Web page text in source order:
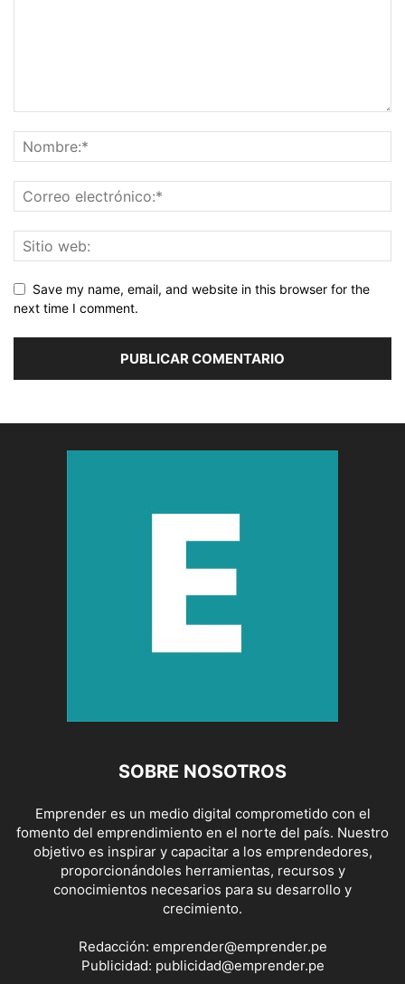
Save my name, email, and website in this browser for the
next time I comment.
SOBRE NOSOTROS
Emprender es un medio digital comprometido con el
fomento del emprendimiento en el norte del país. Nuestro
objetivo es inspirar y capacitar a los emprendedores,
proporcionándoles herramientas, recursos y
conocimientos necesarios para su desarrollo y
crecimiento.
Redacción: emprender@emprender.pe
Publicidad: publicidad@emprender.pe